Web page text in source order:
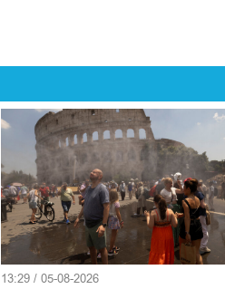
13:29 / 05-08-2026